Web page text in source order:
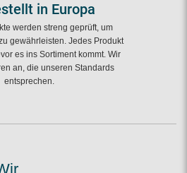
in Europa
werden streng geprüft, um
gewährleisten. Jedes Produkt
es ins Sortiment kommt. Wir
an, die unseren Standards
entsprechen.